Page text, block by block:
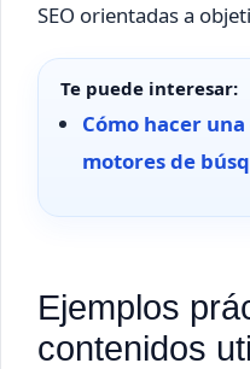
SEO orientadas a
Te puede interesar:
Cómo hacer
motores de
Ejemplos
contenidos